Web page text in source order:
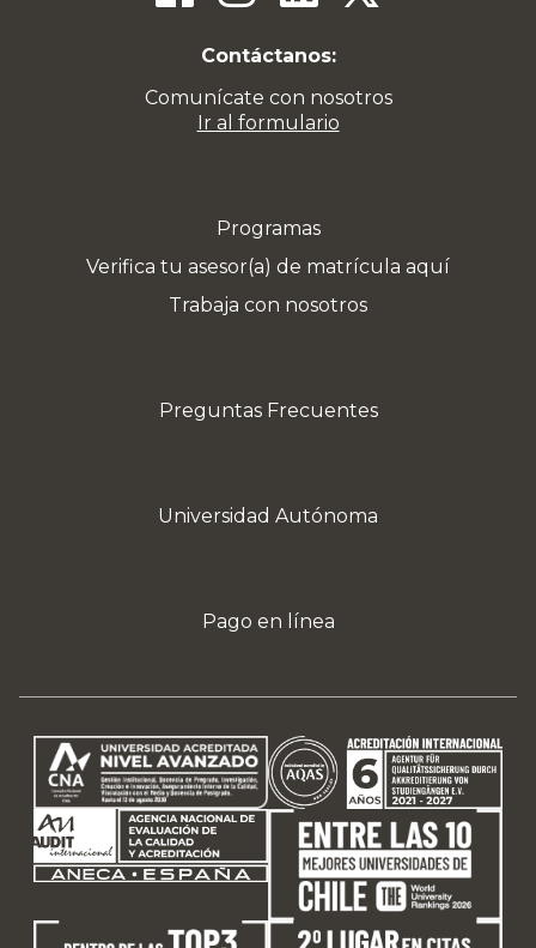
Contáctanos:
Comunícate con nosotros
Ir al formulario
Programas
Verifica tu asesor(a) de matrícula aquí
Trabaja con nosotros
Preguntas Frecuentes
Universidad Autónoma
Pago en línea